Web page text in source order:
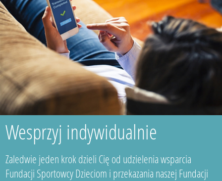
Wesprzyj indywidualnie
Zaledwie jeden krok dzieli Cię od udzielenia wsparcia
Fundacji Sportowcy Dzieciom i przekazania naszej Fundacji